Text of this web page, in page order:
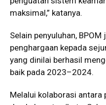
maksimal,” katanya.
Selain penyuluhan,
penghargaan kepada
yang dinilai berhasil
baik pada 2023–2024.
Melalui kolaborasi antara